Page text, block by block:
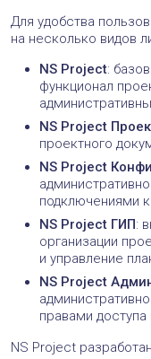
Для удобства
на несколько видов
NS Project:
функционал
NS Project
проектного
NS Project
подключениями
NS Project ГИП:
организации
и управление
NS Project
правами
NS Project